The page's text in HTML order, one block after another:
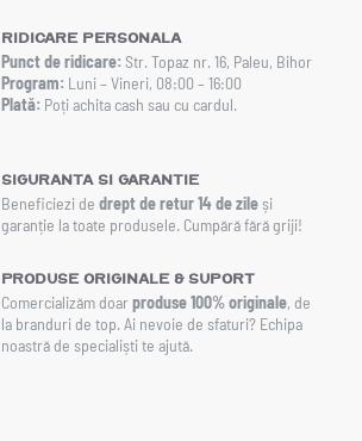
Ridicare personala
Punct de ridicare: Str. Topaz nr. 16, Paleu, Bihor
Program: Luni – Vineri, 08:00 – 16:00
Plată: Poți achita cash sau cu cardul.
Siguranta si Garantie
Beneficiezi de drept de retur 14 de zileși
garanție la toate produsele. Cumpără fără griji!
Produse Originale & Suport
Comercializăm doarproduse 100% originale, de
la branduri de top. Ai nevoie de sfaturi? Echipa
noastră de specialiști te ajută.